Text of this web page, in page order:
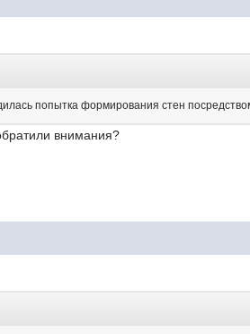
попытка формирования стен
внимания?